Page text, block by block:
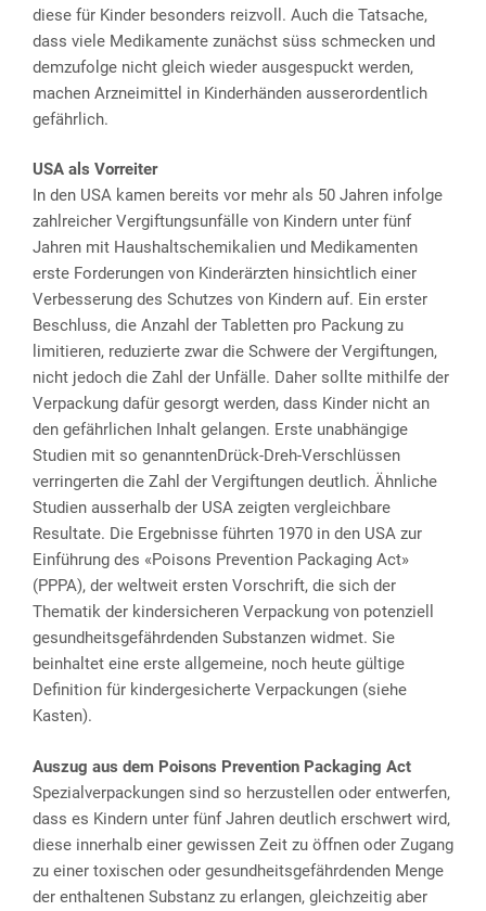
diese für Kinder besonders reizvoll. Auch die Tatsache,
dass viele Medikamente zunächst süss schmecken und
demzufolge nicht gleich wieder ausgespuckt werden,
machen Arzneimittel in Kinderhänden ausserordentlich
gefährlich.
USA als Vorreiter
In den USA kamen bereits vor mehr als 50 Jahren infolge
zahlreicher Vergiftungsunfälle von Kindern unter fünf
Jahren mit Haushaltschemikalien und Medikamenten
erste Forderungen von Kinderärzten hinsichtlich einer
Verbesserung des Schutzes von Kindern auf. Ein erster
Beschluss, die Anzahl der Tabletten pro Packung zu
limitieren, reduzierte zwar die Schwere der Vergiftungen,
nicht jedoch die Zahl der Unfälle. Daher sollte mithilfe der
Verpackung dafür gesorgt werden, dass Kinder nicht an
den gefährlichen Inhalt gelangen. Erste unabhängige
Studien mit so genanntenDrück-Dreh-Verschlüssen
verringerten die Zahl der Vergiftungen deutlich. Ähnliche
Studien ausserhalb der USA zeigten vergleichbare
Resultate. Die Ergebnisse führten 1970 in den USA zur
Einführung des «Poisons Prevention Packaging Act»
(PPPA), der weltweit ersten Vorschrift, die sich der
Thematik der kindersicheren Verpackung von potenziell
gesundheitsgefährdenden Substanzen widmet. Sie
beinhaltet eine erste allgemeine, noch heute gültige
Definition für kindergesicherte Verpackungen (siehe
Kasten).
Auszug aus dem Poisons Prevention Packaging Act
Spezialverpackungen sind so herzustellen oder entwerfen,
dass es Kindern unter fünf Jahren deutlich erschwert wird,
diese innerhalb einer gewissen Zeit zu öffnen oder Zugang
zu einer toxischen oder gesundheitsgefährdenden Menge
der enthaltenen Substanz zu erlangen, gleichzeitig aber